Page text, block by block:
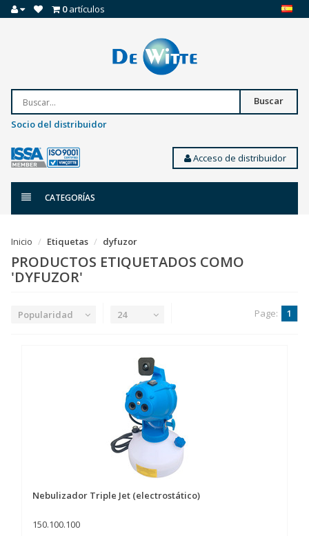
0artículos
Buscar
Socio del distribuidor
Acceso de distribuidor
CATEGORÍAS
Inicio Etiquetas dyfuzor
PRODUCTOS ETIQUETADOS COMO
'DYFUZOR'
Popularidad 24 Page: 1
Nebulizador Triple Jet (electrostático)
150.100.100